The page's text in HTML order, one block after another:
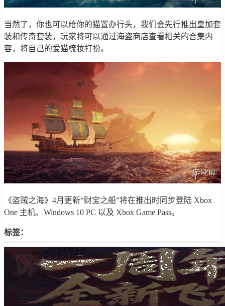
当然了，你也可以给你的猫置办行头，我们会先行推出皇加套
装和传奇套装，玩家将可以通过海盗商店查看相关的合集内
容，将自己的爱猫梳妆打扮。
《盗贼之海》4月更新“财宝之船”将在推出时同步登陆 Xbox
One 主机、Windows 10 PC 以及 Xbox Game Pass。
标签：